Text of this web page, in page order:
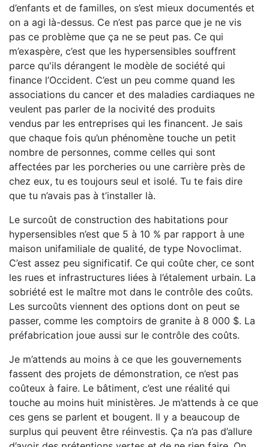
d’enfants et de familles, on s’est mieux documentés et
on a agi là-dessus. Ce n’est pas parce que je ne vis
pas ce problème que ça ne se peut pas. Ce qui
m’exaspère, c’est que les hypersensibles souffrent
parce qu'ils dérangent le modèle de société qui
finance l’Occident. C’est un peu comme quand les
associations du cancer et des maladies cardiaques ne
veulent pas parler de la nocivité des produits
vendus par les entreprises qui les financent. Je sais
que chaque fois qu’un phénomène touche un petit
nombre de personnes, comme celles qui sont
affectées par les porcheries ou une carrière près de
chez eux, tu es toujours seul et isolé. Tu te fais dire
que tu n’avais pas à t’installer là.
Le surcoût de construction des habitations pour
hypersensibles n’est que 5 à 10 % par rapport à une
maison unifamiliale de qualité, de type Novoclimat.
C’est assez peu significatif. Ce qui coûte cher, ce sont
les rues et infrastructures liées à l’étalement urbain. La
sobriété est le maître mot dans le contrôle des coûts.
Les surcoûts viennent des options dont on peut se
passer, comme les comptoirs de granite à 8 000 $. La
préfabrication joue aussi sur le contrôle des coûts.
Je m’attends au moins à ce que les gouvernements
fassent des projets de démonstration, ce n’est pas
coûteux à faire. Le bâtiment, c’est une réalité qui
touche au moins huit ministères. Je m’attends à ce que
ces gens se parlent et bougent. Il y a beaucoup de
surplus qui peuvent être réinvestis. Ça n’a pas d’allure